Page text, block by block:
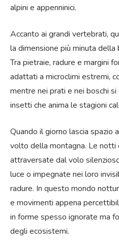
alpini e appenninici.
Accanto ai grandi vertebrati,
la dimensione più minuta
Tra pietraie, radure e margini
adattati a microclimi estremi,
mentre nei prati e nei boschi
insetti che anima le stagioni
Quando il giorno lascia spazio
volto della montagna. Le notti
attraversate dal volo
luce o impegnate nei loro
radure. In questo mondo
e movimenti appena
in forme spesso ignorate ma
degli ecosistemi.